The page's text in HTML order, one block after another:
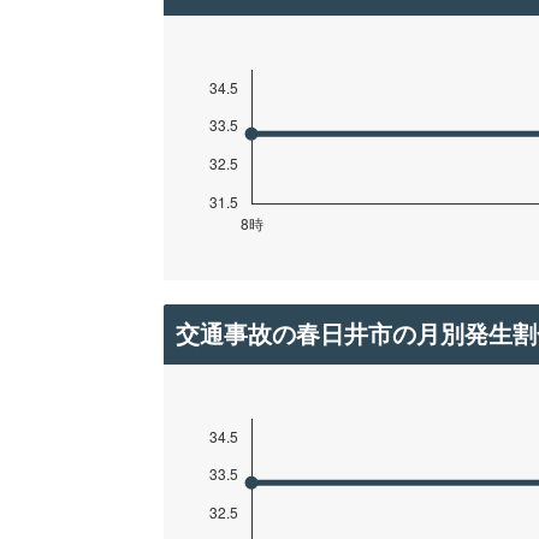
交通事故の春日井市の月別発生